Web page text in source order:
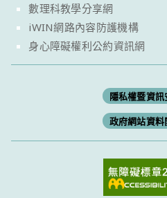
數理科教學分享網
iWIN網路內容防護機構
身心障礙權利公約資訊網
隱私權暨資
政府網站資